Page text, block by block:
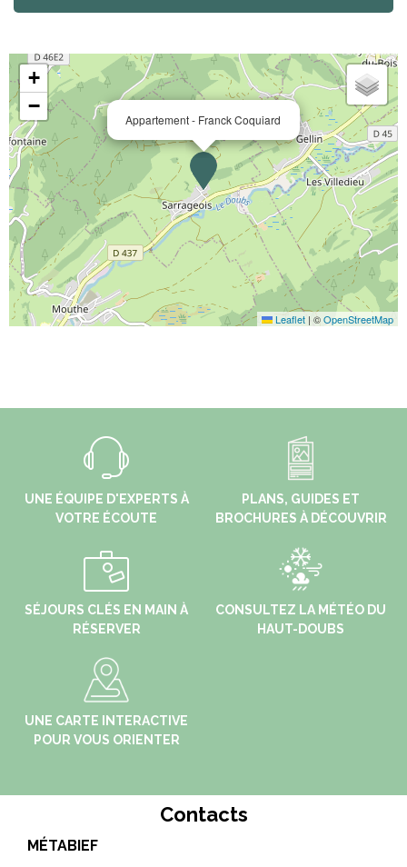
Appartement - Franck Coquiard
+
−
Leaflet | ©OpenStreetMap
UNE ÉQUIPE D'EXPERTS À
VOTRE ÉCOUTE
PLANS, GUIDES ET
BROCHURES À DÉCOUVRIR
SÉJOURS CLÉS EN MAIN À
RÉSERVER
CONSULTEZ LA MÉTÉO DU
HAUT-DOUBS
UNE CARTE INTERACTIVE
POUR VOUS ORIENTER
Contacts
MÉTABIEF